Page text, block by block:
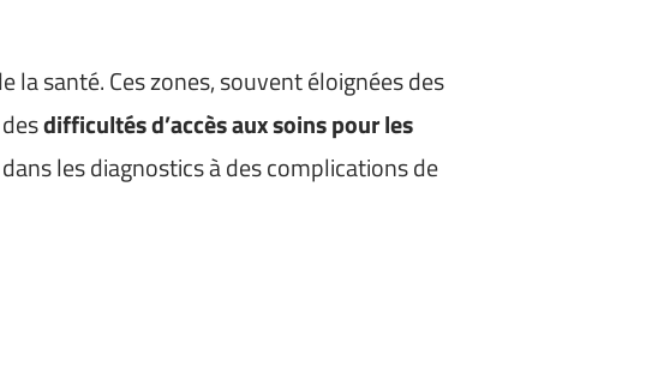
santé. Ces zones, souvent éloignées des
difficultés d’accès aux soins pour les
les diagnostics à des complications de